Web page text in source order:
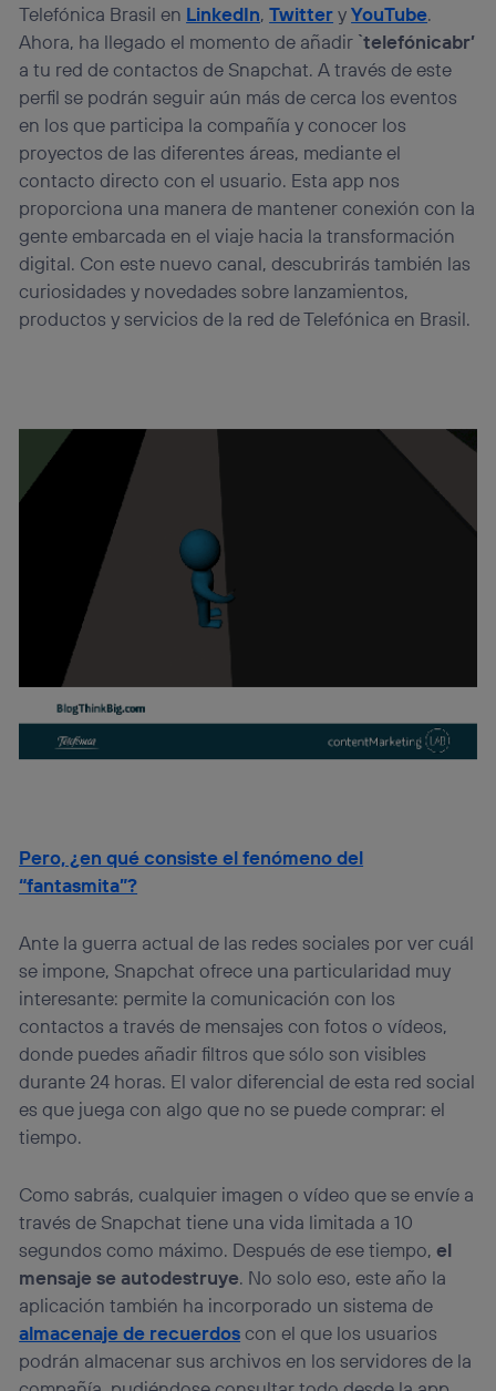
Telefónica Brasil en LinkedIn,TwitteryYouTube.
Ahora, ha llegado el momento de añadir `telefónicabr’
a tu red de contactos de Snapchat. A través de este
perfil se podrán seguir aún más de cerca los eventos
en los que participa la compañía y conocer los
proyectos de las diferentes áreas, mediante el
contacto directo con el usuario. Esta app nos
proporciona una manera de mantener conexión con la
gente embarcada en el viaje hacia la transformación
digital. Con este nuevo canal, descubrirás también las
curiosidades y novedades sobre lanzamientos,
productos y servicios de la red de Telefónica en Brasil.
Pero, ¿en qué consiste el fenómeno del
“fantasmita”?
Ante la guerra actual de las redes sociales por ver cuál
se impone, Snapchat ofrece una particularidad muy
interesante: permite la comunicación con los
contactos a través de mensajes con fotos o vídeos,
donde puedes añadir filtros que sólo son visibles
durante 24 horas. El valor diferencial de esta red social
es que juega con algo que no se puede comprar: el
tiempo.
Como sabrás, cualquier imagen o vídeo que se envíe a
través de Snapchat tiene una vida limitada a 10
segundos como máximo. Después de ese tiempo,el
mensaje se autodestruye. No solo eso, este año la
aplicación también ha incorporado un sistema de
almacenaje de recuerdoscon el que los usuarios
podrán almacenar sus archivos en los servidores de la
consienta el uso de la tecnología recibirá el mismo
identificador. Típicamente:
Si utilizas unaconexión de banda ancha(p. ej., Wi-Fi),
el marketing o análisis se realizará en función de las
actividades de navegación de los miembros del hogar
que hayan dado su consentimiento.
Si utilizasdatos móviles, el marketing será más
personalizado, ya que se basará únicamente en la
navegación del usuario del móvil.
Puedes gestionar los consentimientos Utiq seleccionando
“Administrar Utiq” en la parte inferior de esta página web o
visitando el
(“consenthub”). Para más información, consulta
la política de privacidad de Utiq.